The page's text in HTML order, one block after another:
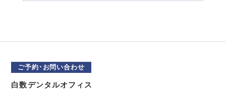
ご予約･お問い合わせ
白数デンタルオフィス